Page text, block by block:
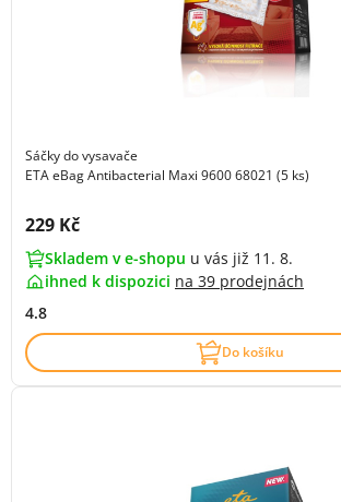
Sáčky do vysavače
ETA eBag Antibacterial Maxi 9600 68021 (5 ks)
Cena s DPH:
229 Kč
Skladem v e-shopu u vás již 11. 8.
ihned k dispozici na 39 prodejnách
4.8
Do košíku